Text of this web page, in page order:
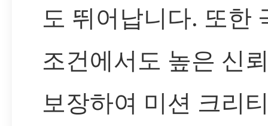
도 뛰어납니다. 또한
조건에서도 높은 신
보장하여 미션 크리